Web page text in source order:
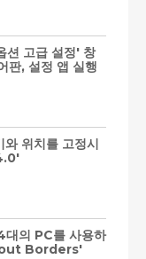
션 고급 설정' 창
판, 설정 앱 실행
위치를 고정시
대의 PC를 사용하
Borders'